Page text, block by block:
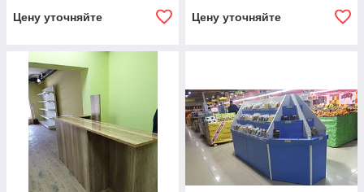
Цену уточняйте Цену уточняйте